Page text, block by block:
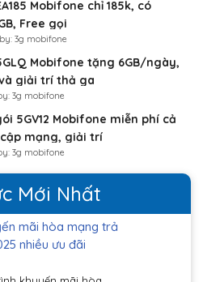
Mobifone chỉ 185k, có
Free gọi
3g mobifone
Mobifone tặng 6GB/ngày,
giải trí thả ga
3g mobifone
5GV12 Mobifone miễn phí cả
mạng, giải trí
3g mobifone
Mới Nhất
mãi hòa mạng trả
nhiều ưu đãi